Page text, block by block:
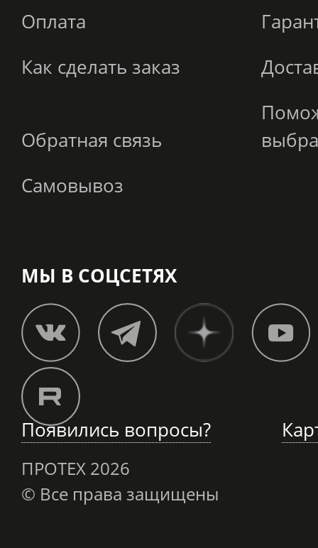
Оплата
Как сделать заказ
Обратная связь
Самовывоз
МЫ В СОЦСЕТЯХ
Появились вопросы?
ПРОТЕХ 2026
© Все права защищены